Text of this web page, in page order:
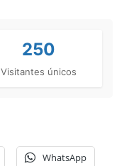
250
Visitantes únicos
WhatsApp